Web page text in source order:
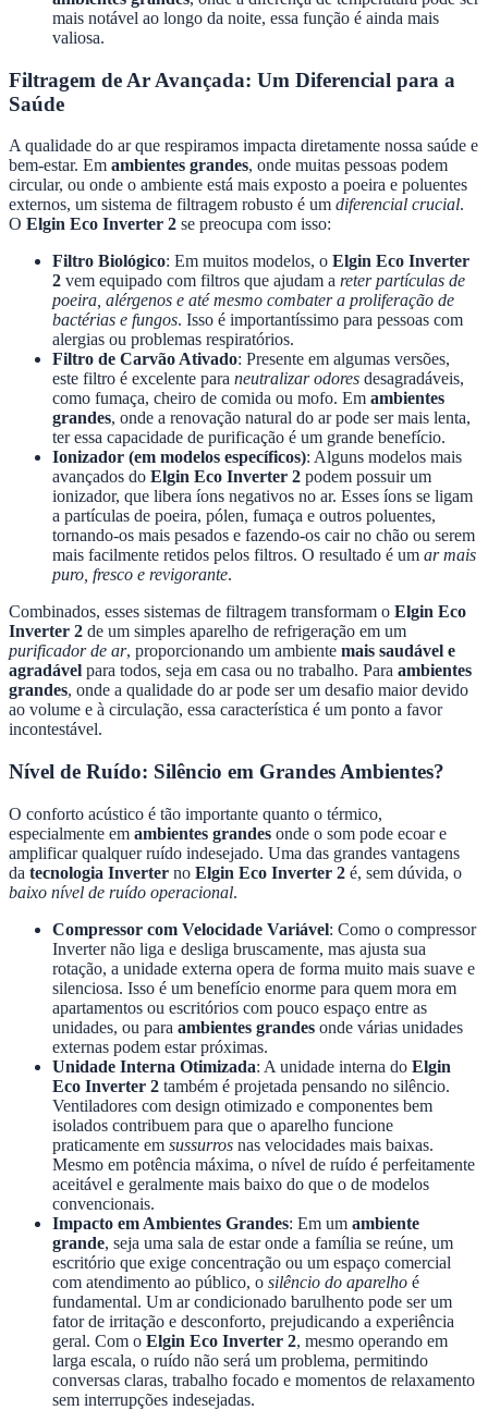
mais notável ao longo da noite, essa função é ainda mais
valiosa.
Filtragem de Ar Avançada: Um Diferencial para a
Saúde
A qualidade do ar que respiramos impacta diretamente nossa saúde e
bem-estar. Em ambientes grandes, onde muitas pessoas podem
circular, ou onde o ambiente está mais exposto a poeira e poluentes
externos, um sistema de filtragem robusto é um diferencial crucial.
O Elgin Eco Inverter 2 se preocupa com isso:
Filtro Biológico: Em muitos modelos, o Elgin Eco Inverter
2 vem equipado com filtros que ajudam a reter partículas de
poeira, alérgenos e até mesmo combater a proliferação de
bactérias e fungos. Isso é importantíssimo para pessoas com
alergias ou problemas respiratórios.
Filtro de Carvão Ativado: Presente em algumas versões,
este filtro é excelente para neutralizar odores desagradáveis,
como fumaça, cheiro de comida ou mofo. Em ambientes
grandes, onde a renovação natural do ar pode ser mais lenta,
ter essa capacidade de purificação é um grande benefício.
Ionizador (em modelos específicos): Alguns modelos mais
avançados do Elgin Eco Inverter 2 podem possuir um
ionizador, que libera íons negativos no ar. Esses íons se ligam
a partículas de poeira, pólen, fumaça e outros poluentes,
tornando-os mais pesados e fazendo-os cair no chão ou serem
mais facilmente retidos pelos filtros. O resultado é um ar mais
puro, fresco e revigorante.
Combinados, esses sistemas de filtragem transformam o Elgin Eco
Inverter 2 de um simples aparelho de refrigeração em um
purificador de ar, proporcionando um ambiente mais saudável e
agradável para todos, seja em casa ou no trabalho. Para ambientes
grandes, onde a qualidade do ar pode ser um desafio maior devido
ao volume e à circulação, essa característica é um ponto a favor
incontestável.
Nível de Ruído: Silêncio em Grandes Ambientes?
O conforto acústico é tão importante quanto o térmico,
especialmente em ambientes grandes onde o som pode ecoar e
amplificar qualquer ruído indesejado. Uma das grandes vantagens
da tecnologia Inverter no Elgin Eco Inverter 2 é, sem dúvida, o
baixo nível de ruído operacional.
Compressor com Velocidade Variável: Como o compressor
Inverter não liga e desliga bruscamente, mas ajusta sua
rotação, a unidade externa opera de forma muito mais suave e
silenciosa. Isso é um benefício enorme para quem mora em
apartamentos ou escritórios com pouco espaço entre as
unidades, ou para ambientes grandes onde várias unidades
externas podem estar próximas.
Unidade Interna Otimizada: A unidade interna do Elgin
Eco Inverter 2 também é projetada pensando no silêncio.
Ventiladores com design otimizado e componentes bem
isolados contribuem para que o aparelho funcione
praticamente em sussurros nas velocidades mais baixas.
Mesmo em potência máxima, o nível de ruído é perfeitamente
aceitável e geralmente mais baixo do que o de modelos
convencionais.
Impacto em Ambientes Grandes: Em um ambiente
grande, seja uma sala de estar onde a família se reúne, um
escritório que exige concentração ou um espaço comercial
com atendimento ao público, o silêncio do aparelho é
fundamental. Um ar condicionado barulhento pode ser um
fator de irritação e desconforto, prejudicando a experiência
geral. Com o Elgin Eco Inverter 2, mesmo operando em
larga escala, o ruído não será um problema, permitindo
conversas claras, trabalho focado e momentos de relaxamento
sem interrupções indesejadas.